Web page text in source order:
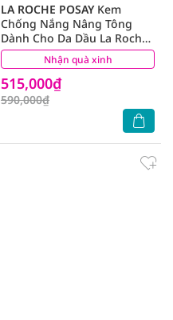
Nhận quà xinh
LA ROCHE POSAYKem
Chống Nắng Nâng Tông
Dành Cho Da Dầu La Roche-
Posay Anthelios XL SPF 50+
UVB & UVA 50ml
515,000₫
590,000₫
(28)